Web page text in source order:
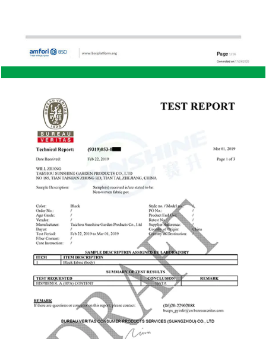
que puedan dañar la madera. Esto hace que el
acero sea una mejor opción para áreas con alta
actividad de plagas. Seguridad: El acero es un
material más resistente que la madera, lo que hace
que los cobertizos de acero sean más seguros. Es
más difícil para los intrusos entrar en un cobertizo
de acero, lo que ofrece una mejor protección para
herramientas y equipos valiosos. Ventajas de un
cobertizo de almacenamiento de madera Atractivo
estético: los cobertizos de madera suelen tener una
apariencia más tradicional y rústica, que muchos
propietarios prefieren por razones estéticas. Un
cobertizo de madera bien diseñado puede
integrarse maravillosamente en un jardín o patio
trasero. Personalización: La madera ofrece más